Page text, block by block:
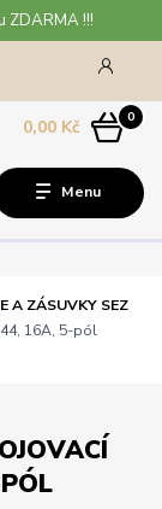
ZDARMA !!!
Menu
0
0,00 Kč
A ZÁSUVKY SEZ
16A, 5-pól